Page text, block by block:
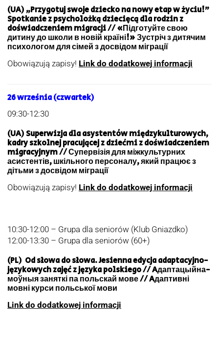
(UA) „Przygotuj swoje dziecko na nowy etap w życiu!”
Spotkanie z psycholożką dziecięcą dla rodzin z
doświadczeniem migracji // «Підготуйте свою
дитину до школи в новій країні!» Зустріч з дитячим
психологом для сімей з досвідом міграції
Obowiązują zapisy! Link do dodatkowej informacji
26 września (czwartek)
09:30-12:30
(UA) Superwizja dla asystentów międzykulturowych,
kadry szkolnej pracującej z dziećmi z doświadczeniem
migracyjnym // Супервізія для міжкультурних
асистентів, шкільного персоналу, який працює з
дітьми з досвідом міграції
Obowiązują zapisy! Link do dodatkowej informacji
10:30-12:00 – Grupa dla seniorów (Klub Gniazdko)
12:00-13:30 – Grupa dla seniorów (60+)
(PL) Od słowa do słowa. Jesienna edycja adaptacyjno-
językowych zajęć z języka polskiego// Aдаптацыйна-
моўныя заняткі па польскай мове // Aдаптивні
мовні курси польської мови
Link do dodatkowej informacji